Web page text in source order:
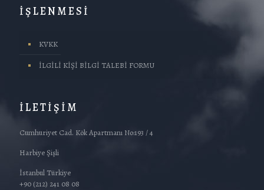
İŞLENMESİ
KVKK
İLGİLİ KİŞİ BİLGİ TALEBİ FORMU
İLETİŞİM
Cumhuriyet Cad. Kök Apartmanı No:193 / 4
Harbiye Şişli
İstanbul Türkiye
+90 (212) 241 08 08